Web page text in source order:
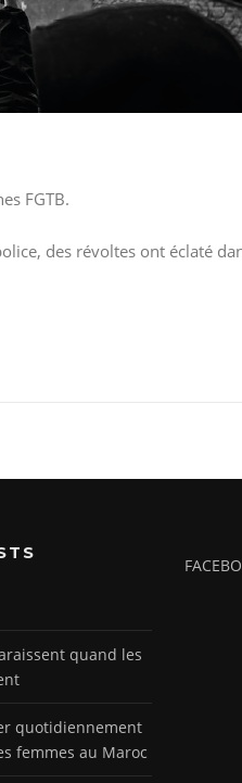
FGTB.
des révoltes ont éclaté
quand les
quotidiennement
femmes au Maroc